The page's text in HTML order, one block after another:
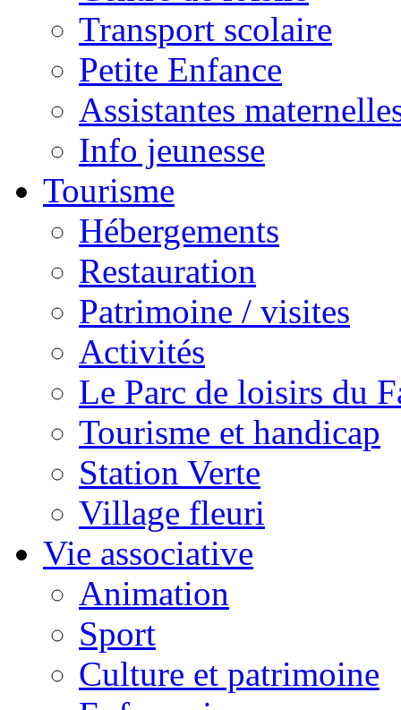
Transport scolaire
Petite Enfance
Assistantes
Info jeunesse
Tourisme
Hébergements
Restauration
Patrimoine / visites
Activités
Le Parc de loisirs du
Tourisme et handicap
Station Verte
Village fleuri
Vie associative
Animation
Sport
Culture et patrimoine